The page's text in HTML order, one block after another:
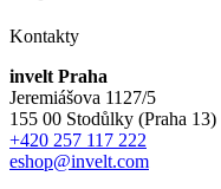
Kontakty
invelt Praha
Jeremiášova 1127/5
155 00 Stodůlky (Praha 13)
+420 257 117 222
eshop@invelt.com